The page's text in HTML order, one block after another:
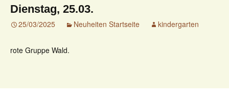
Dienstag, 25.03.
25/03/2025 Neuheiten Startseite kindergarten
rote Gruppe Wald.